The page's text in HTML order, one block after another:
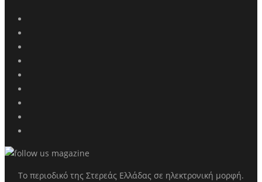
Το περιοδικό της Στερεάς Ελλάδας σε ηλεκτρονική μορφή.